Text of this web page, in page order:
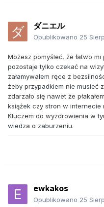
ダニエル
Opublikowano 25
Możesz pomyśleć, że łatwo
pozostaje tylko czekać na
załamywałem ręce z
żeby przypadkiem nie musieć
zdarzało się nawet że
książek czy stron w
Kluczem do wyzdrowienia w
wiedza o zaburzeniu.
ewkakos
Opublikowano 25